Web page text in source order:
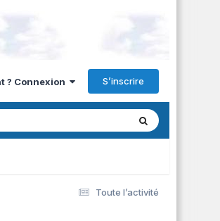
? Connexion S’inscrire
Toute l’activité